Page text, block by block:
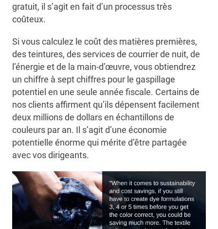
gratuit, il s’agit en fait d’un processus très
coûteux.
Si vous calculez le coût des matières premières,
des teintures, des services de courrier de nuit, de
l’énergie et de la main-d’œuvre, vous obtiendrez
un chiffre à sept chiffres pour le gaspillage
potentiel en une seule année fiscale. Certains de
nos clients affirment qu’ils dépensent facilement
deux millions de dollars en échantillons de
couleurs par an. Il s’agit d’une économie
potentielle énorme qui mérite d’être partagée
avec vos dirigeants.